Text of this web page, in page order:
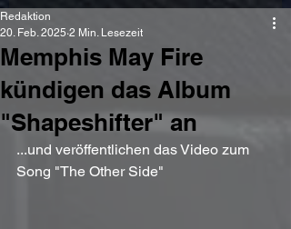
Memphis May Fire
kündigen das Album
"Shapeshifter" an
Redaktion
20. Feb. 2025 2 Min. Lesezeit
...und veröffentlichen das Video zum
Song "The Other Side"